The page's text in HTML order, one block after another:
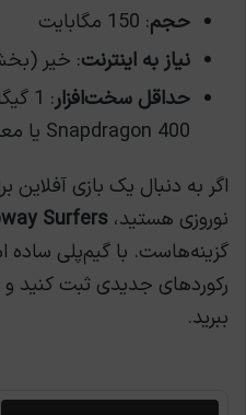
حجم: 150 مگابایت
نیاز به اینترنت: خیر
حداقل سخت‌افزار
: 1
Snapdragon 400 یا معادل آن
اگر به دنبال یک بازی
نوروزی هستید، Surfers
گزینه‌هاست. با گیم‌پلی ساده
رکوردهای جدیدی ثبت کنید و
ببرید.